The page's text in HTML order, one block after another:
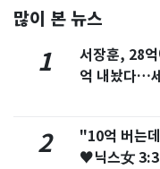
많이 본 뉴스
1
서장훈, 28
억 내놨다…
2
"10억 버는
♥닉스女 3:3